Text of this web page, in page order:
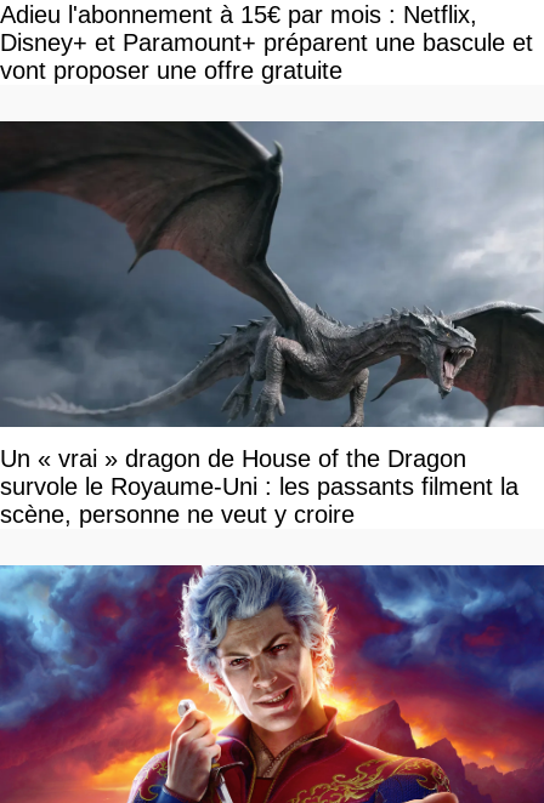
Adieu l'abonnement à 15€ par mois : Netflix,
Disney+ et Paramount+ préparent une bascule et
vont proposer une offre gratuite
Un « vrai » dragon de House of the Dragon
survole le Royaume-Uni : les passants filment la
scène, personne ne veut y croire